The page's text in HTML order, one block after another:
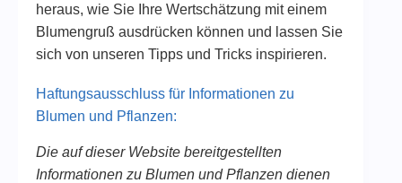
heraus, wie Sie Ihre Wertschätzung mit einem
Blumengruß ausdrücken können und lassen Sie
sich von unseren Tipps und Tricks inspirieren.
Haftungsausschluss für Informationen zu
Blumen und Pflanzen:
Die auf dieser Website bereitgestellten
Informationen zu Blumen und Pflanzen dienen